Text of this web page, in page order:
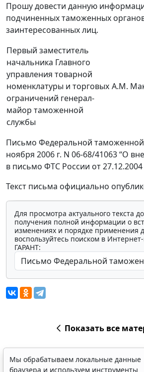
Прошу довести данную
подчиненных таможенных
заинтересованных лиц.
Первый заместитель
начальника Главного
управления товарной
номенклатуры и торговых
ограничений генерал-
майор таможенной
службы
А.М.
Письмо Федеральной
ноября 2006 г. N 06-68/41063 “О
в письмо ФТС России от 27.12.2004
Текст письма официально
Для просмотра актуального текста
получения полной информации о
изменениях и порядке применения
воспользуйтесь поиском в
ГАРАНТ:
Показать все
Мы обрабатываем локальные данные
браузера и используем инструменты